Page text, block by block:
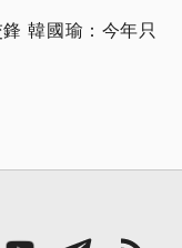
韓國瑜：今年只